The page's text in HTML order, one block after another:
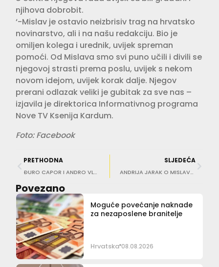
njihova dobrobit.
‘-Mislav je ostavio neizbrisiv trag na hrvatsko
novinarstvo, ali i na našu redakciju. Bio je
omiljen kolega i urednik, uvijek spreman
pomoći. Od Mislava smo svi puno učili i divili se
njegovoj strasti prema poslu, uvijek s nekom
novom idejom, uvijek korak dalje. Njegov
prerani odlazak veliki je gubitak za sve nas –
izjavila je direktorica Informativnog programa
Nove TV Ksenija Kardum.
Foto: Facebook
PRETHODNA
ĐURO CAPOR I ANDRO VLAHUŠIĆ KOMENTIRAJU NOVI ZAKON Referendum: Nemoguća misija?
SLJEDEĆA
ANDRIJA JARAK O MISLAVU BAGU ‘Bio je fanatik novinarstva, surovi profesionalac’
Povezano
Moguće povećanje naknade
za nezaposlene branitelje
Hrvatska 08.08.2026